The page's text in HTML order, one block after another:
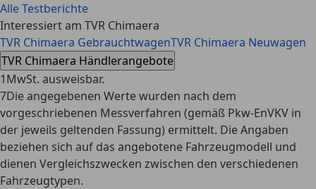
Alle Testberichte
Interessiert am TVR Chimaera
TVR Chimaera GebrauchtwagenTVR Chimaera Neuwagen
TVR Chimaera Händlerangebote
1MwSt. ausweisbar.
7Die angegebenen Werte wurden nach dem
vorgeschriebenen Messverfahren (gemäß Pkw-EnVKV in
der jeweils geltenden Fassung) ermittelt. Die Angaben
beziehen sich auf das angebotene Fahrzeugmodell und
dienen Vergleichszwecken zwischen den verschiedenen
Fahrzeugtypen.